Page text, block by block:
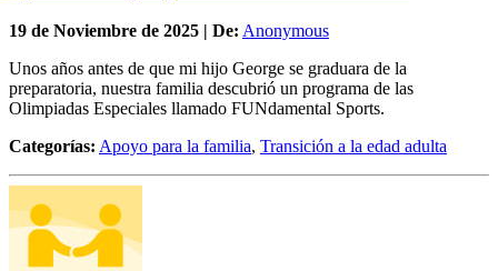
19 de Noviembre de 2025 | De: Anonymous
Unos años antes de que mi hijo George se graduara de la
preparatoria, nuestra familia descubrió un programa de las
Olimpiadas Especiales llamado FUNdamental Sports.
Categorías: Apoyo para la familia, Transición a la edad adulta